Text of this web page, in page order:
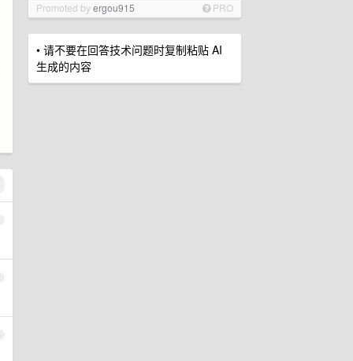
Promoted byergou915 PRO
• 请不要在回答技术问题时复制粘贴 AI
生成的内容